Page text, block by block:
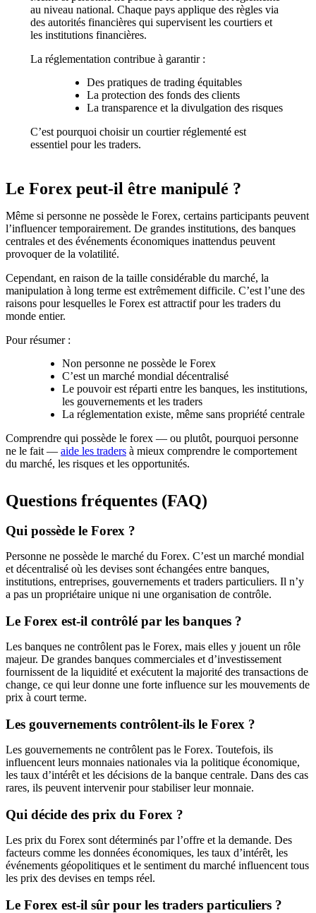
au niveau national. Chaque pays applique des règles via
des autorités financières qui supervisent les courtiers et
les institutions financières.
La réglementation contribue à garantir :
Des pratiques de trading équitables
La protection des fonds des clients
La transparence et la divulgation des risques
C’est pourquoi choisir un courtier réglementé est
essentiel pour les traders.
Le Forex peut-il être manipulé ?
Même si personne ne possède le Forex, certains participants peuvent
l’influencer temporairement. De grandes institutions, des banques
centrales et des événements économiques inattendus peuvent
provoquer de la volatilité.
Cependant, en raison de la taille considérable du marché, la
manipulation à long terme est extrêmement difficile. C’est l’une des
raisons pour lesquelles le Forex est attractif pour les traders du
monde entier.
Pour résumer :
Non personne ne possède le Forex
C’est un marché mondial décentralisé
Le pouvoir est réparti entre les banques, les institutions,
les gouvernements et les traders
La réglementation existe, même sans propriété centrale
Comprendre qui possède le forex — ou plutôt, pourquoi personne
ne le fait — aide les traders à mieux comprendre le comportement
du marché, les risques et les opportunités.
Questions fréquentes (FAQ)
Qui possède le Forex ?
Personne ne possède le marché du Forex. C’est un marché mondial
et décentralisé où les devises sont échangées entre banques,
institutions, entreprises, gouvernements et traders particuliers. Il n’y
a pas un propriétaire unique ni une organisation de contrôle.
Le Forex est-il contrôlé par les banques ?
Les banques ne contrôlent pas le Forex, mais elles y jouent un rôle
majeur. De grandes banques commerciales et d’investissement
fournissent de la liquidité et exécutent la majorité des transactions de
change, ce qui leur donne une forte influence sur les mouvements de
prix à court terme.
Les gouvernements contrôlent-ils le Forex ?
Les gouvernements ne contrôlent pas le Forex. Toutefois, ils
influencent leurs monnaies nationales via la politique économique,
les taux d’intérêt et les décisions de la banque centrale. Dans des cas
rares, ils peuvent intervenir pour stabiliser leur monnaie.
Qui décide des prix du Forex ?
Les prix du Forex sont déterminés par l’offre et la demande. Des
facteurs comme les données économiques, les taux d’intérêt, les
événements géopolitiques et le sentiment du marché influencent tous
les prix des devises en temps réel.
Le Forex est-il sûr pour les traders particuliers ?